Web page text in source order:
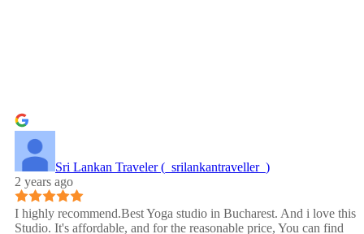
Sri Lankan Traveler (_srilankantraveller_)
2 years ago
I highly recommend.Best Yoga studio in Bucharest. And i love this
Studio. It's affordable, and for the reasonable price, You can find